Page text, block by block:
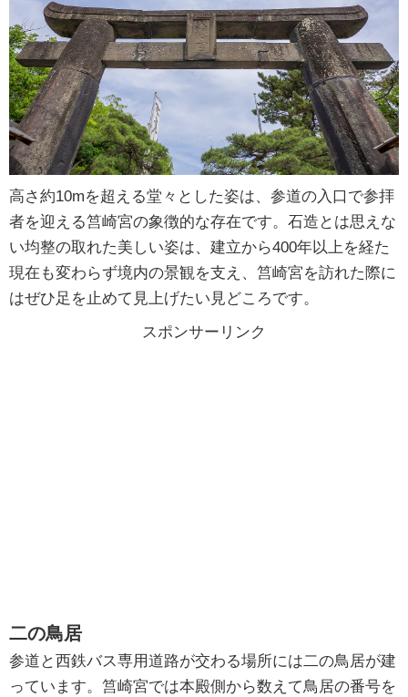
高さ約10mを超える堂々とした姿は、参道の入口で参拝
者を迎える筥崎宮の象徴的な存在です。石造とは思えな
い均整の取れた美しい姿は、建立から400年以上を経た
現在も変わらず境内の景観を支え、筥崎宮を訪れた際に
はぜひ足を止めて見上げたい見どころです。
スポンサーリンク
二の鳥居
参道と西鉄バス専用道路が交わる場所には二の鳥居が建
っています。筥崎宮では本殿側から数えて鳥居の番号を